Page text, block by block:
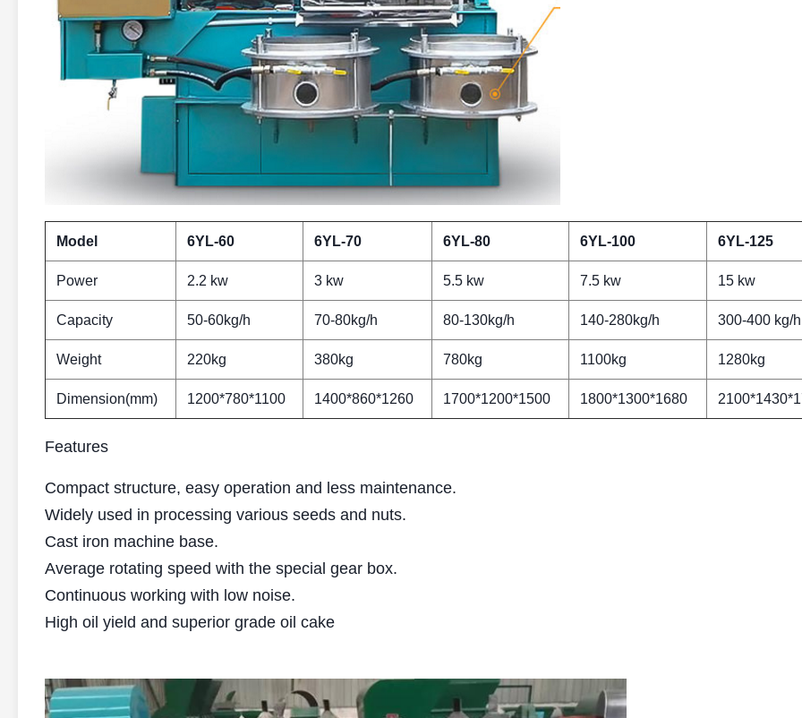
Model 6YL-60 6YL-70 6YL-80 6YL-100 6YL-125
Power 2.2 kw 3 kw 5.5 kw 7.5 kw 15 kw
Capacity 50-60kg/h 70-80kg/h 80-130kg/h 140-280kg/h 300-400 kg/h
Weight 220kg 380kg 780kg 1100kg 1280kg
Dimension(mm) 1200*780*1100 1400*860*1260 1700*1200*1500 1800*1300*1680
Features
Compact structure, easy operation and less maintenance.
Widely used in processing various seeds and nuts.
Cast iron machine base.
Average rotating speed with the special gear box.
Continuous working with low noise.
High oil yield and superior grade oil cake